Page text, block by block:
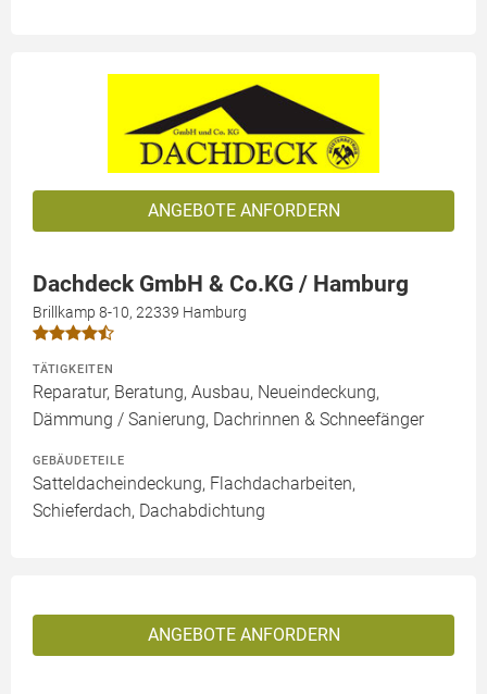
ANGEBOTE ANFORDERN
Dachdeck GmbH & Co.KG / Hamburg
Brillkamp 8-10, 22339 Hamburg
TÄTIGKEITEN
Reparatur, Beratung, Ausbau, Neueindeckung,
Dämmung / Sanierung, Dachrinnen & Schneefänger
GEBÄUDETEILE
Satteldacheindeckung, Flachdacharbeiten,
Schieferdach, Dachabdichtung
ANGEBOTE ANFORDERN